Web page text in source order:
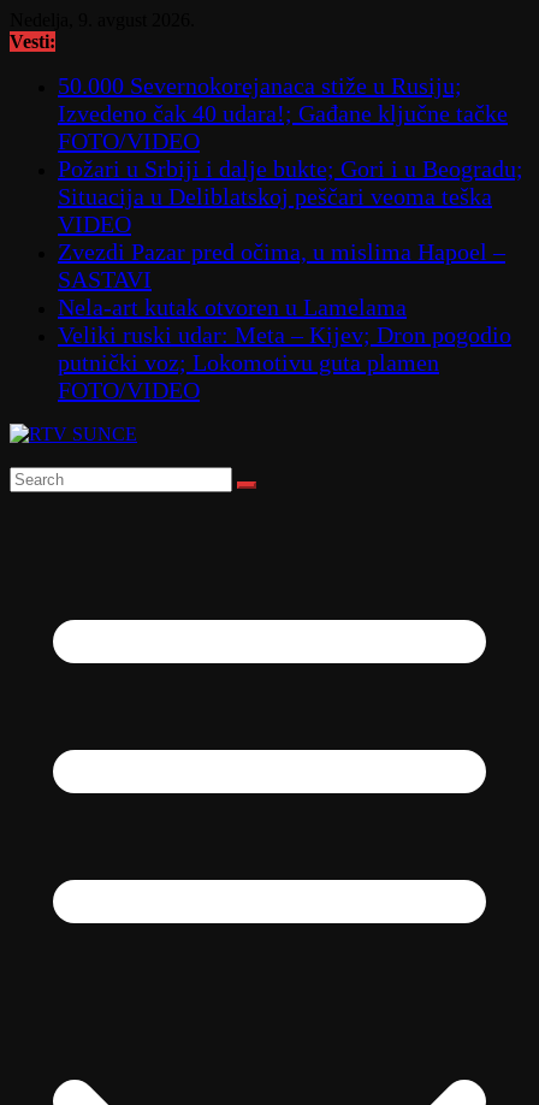
to
Vesti:
50.000 Severnokorejanaca stiže u Rusiju;
Izvedeno čak 40 udara!; Gađane ključne tačke
FOTO/VIDEO
Požari u Srbiji i dalje bukte; Gori i u Beogradu;
Situacija u Deliblatskoj peščari veoma teška
VIDEO
Zvezdi Pazar pred očima, u mislima Hapoel –
SASTAVI
Nela-art kutak otvoren u Lamelama
Veliki ruski udar: Meta – Kijev; Dron pogodio
putnički voz; Lokomotivu guta plamen
FOTO/VIDEO